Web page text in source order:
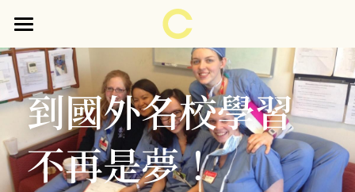
首頁
關於醫師
見證分享
門診時間表
到國外名校學習
不再是夢！